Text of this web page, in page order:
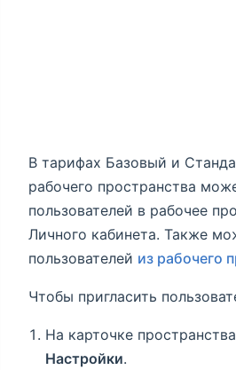
В тарифах Базовый и
рабочего пространства
пользователей в рабочее
Личного кабинета. Также
пользователей из рабочего
Чтобы пригласить
На карточке
Настройки.